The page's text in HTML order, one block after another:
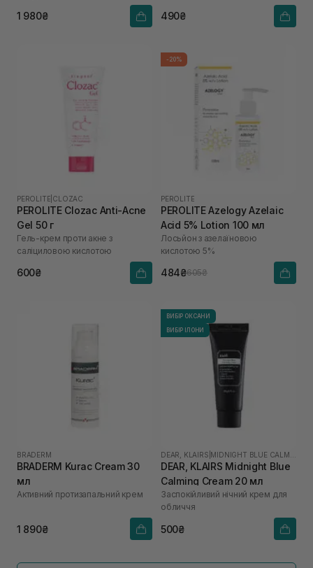
1 980₴ 490₴
PEROLITE CLOZAC
PEROLITE Clozac Anti-Acne
Gel 50 г
Гель-крем проти акне з
саліциловою кислотою
600₴
-20%
PEROLITE
PEROLITE Azelogy Azelaic
Acid 5% Lotion 100 мл
Лосьйон з азелаїновою
кислотою 5%
484₴605₴
BRADERM
BRADERM Kurac Cream 30
мл
Активний протизапальний крем
1 890₴
ВИБІР ОКСАНИ
ВИБІР ІЛОНИ
DEAR, KLAIRS MIDNIGHT BLUE CALMING
DEAR, KLAIRS Midnight Blue
Calming Cream 20 мл
Заспокійливий нічний крем для
обличчя
500₴